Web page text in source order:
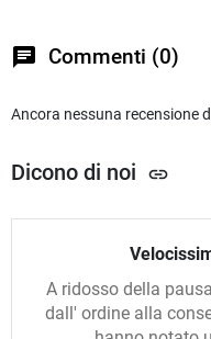
chat Commenti (0)
Ancora nessuna recensione
Dicono di noi link
A ridosso della
dall' ordine alla